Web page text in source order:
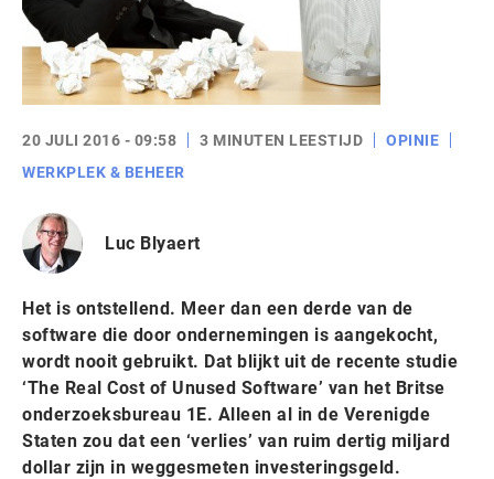
20 JULI 2016 - 09:58 3 MINUTEN LEESTIJD
OPINIE
WERKPLEK & BEHEER
Luc Blyaert
Het is ontstellend. Meer dan een derde van de
software die door ondernemingen is aangekocht,
wordt nooit gebruikt. Dat blijkt uit de recente studie
‘The Real Cost of Unused Software’ van het Britse
onderzoeksbureau 1E. Alleen al in de Verenigde
Staten zou dat een ‘verlies’ van ruim dertig miljard
dollar zijn in weggesmeten investeringsgeld.